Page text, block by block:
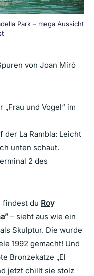
Park – mega Aussicht
von Joan Miró
und Vogel“ im
der La Rambla: Leicht
unten schaut.
2 des
findest du Roy
– sieht aus wie ein
Skulptur. Die wurde
1992 gemacht! Und
Bronzekatze „El
jetzt chillt sie stolz